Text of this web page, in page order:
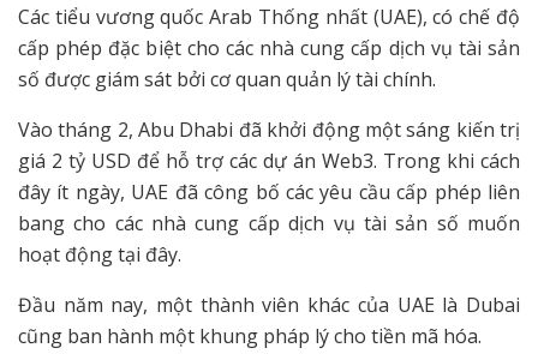
Các tiểu vương quốc Arab Thống nhất (UAE), có chế độ
cấp phép đặc biệt cho các nhà cung cấp dịch vụ tài sản
số được giám sát bởi cơ quan quản lý tài chính.
Vào tháng 2, Abu Dhabi đã khởi động một sáng kiến ​​trị
giá 2 tỷ USD để hỗ trợ các dự án Web3. Trong khi cách
đây ít ngày, UAE đã công bố các yêu cầu cấp phép liên
bang cho các nhà cung cấp dịch vụ tài sản số muốn
hoạt động tại đây.
Đầu năm nay, một thành viên khác của UAE là Dubai
cũng ban hành một khung pháp lý cho tiền mã hóa.